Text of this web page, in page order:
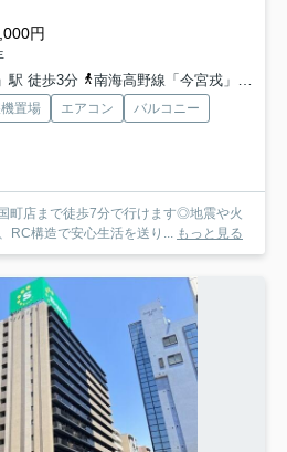
円
駅 徒歩3分
南海高野線「今宮戎」駅 徒歩6分
置場 エアコン
バルコニー
町店まで徒歩7分で行けます◎地震や火
RC構造で安心生活を送り... もっと見る